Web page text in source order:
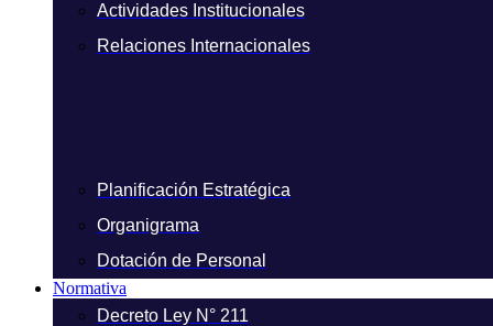
Actividades Institucionales
Relaciones Internacionales
Planificación Estratégica
Organigrama
Dotación de Personal
Normativa
Decreto Ley N° 211